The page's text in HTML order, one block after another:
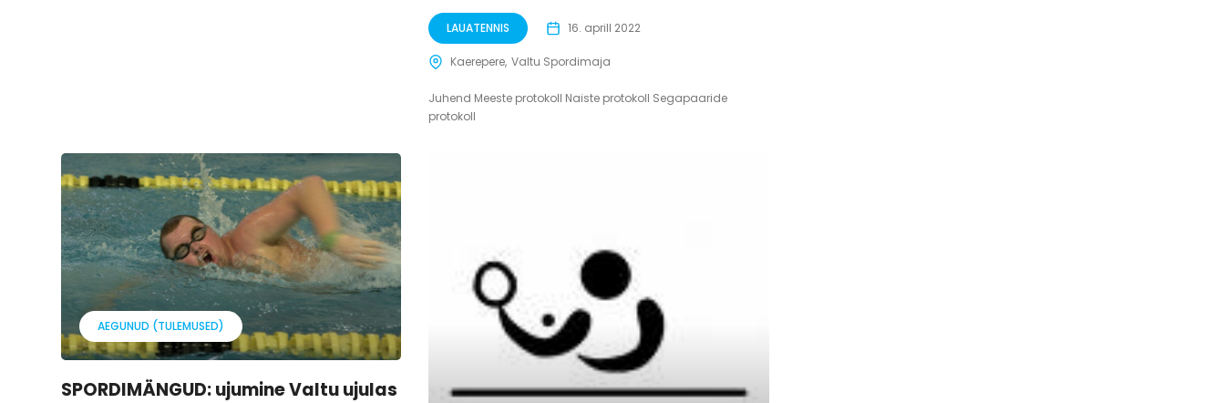
LAUATENNIS 16. aprill 2022
Kaerepere Valtu Spordimaja
Juhend Meeste protokoll Naiste protokoll Segapaaride
protokoll
AEGUNUD (TULEMUSED)
SPORDIMÄNGUD: ujumine Valtu ujulas